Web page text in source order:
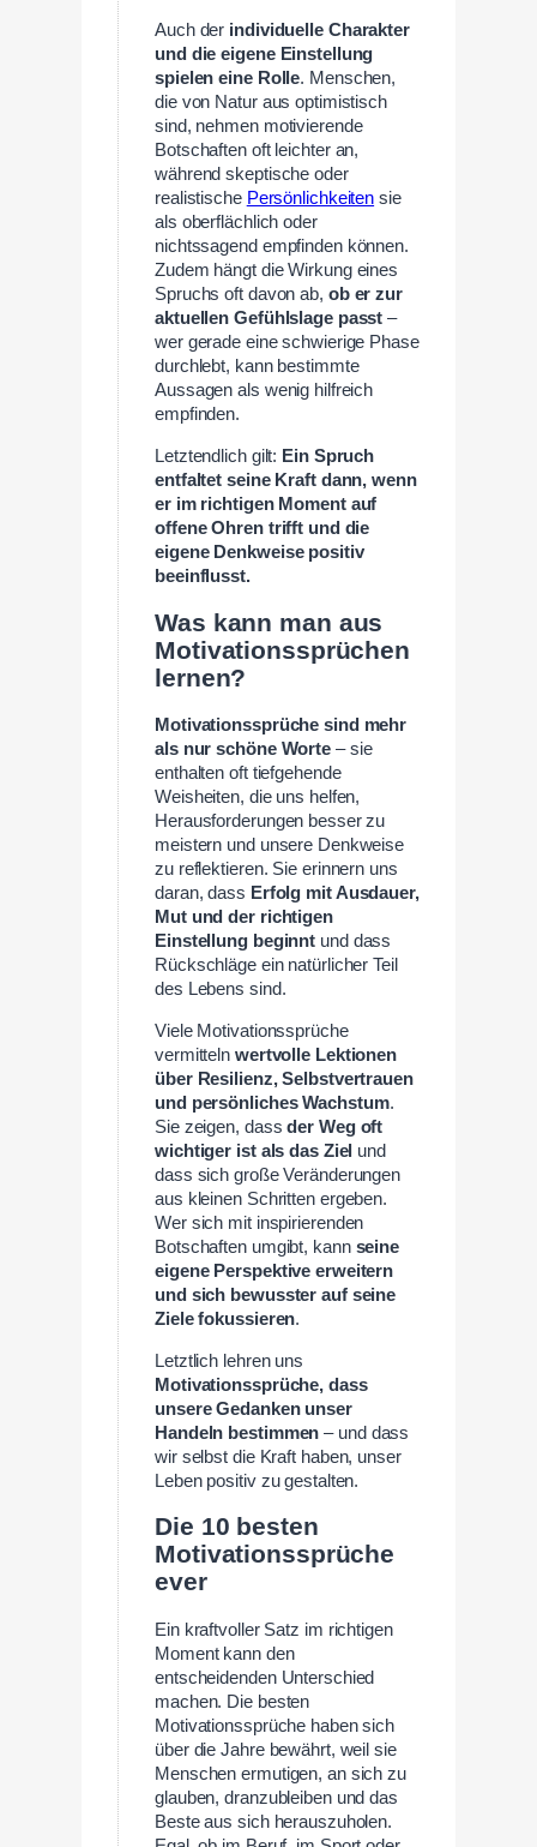
Auch der individuelle Charakter
und die eigene Einstellung
spielen eine Rolle. Menschen,
die von Natur aus optimistisch
sind, nehmen motivierende
Botschaften oft leichter an,
während skeptische oder
realistische Persönlichkeiten sie
als oberflächlich oder
nichtssagend empfinden können.
Zudem hängt die Wirkung eines
Spruchs oft davon ab, ob er zur
aktuellen Gefühlslage passt –
wer gerade eine schwierige Phase
durchlebt, kann bestimmte
Aussagen als wenig hilfreich
empfinden.
Letztendlich gilt: Ein Spruch
entfaltet seine Kraft dann, wenn
er im richtigen Moment auf
offene Ohren trifft und die
eigene Denkweise positiv
beeinflusst.
Was kann man aus
Motivationssprüchen
lernen?
Motivationssprüche sind mehr
als nur schöne Worte – sie
enthalten oft tiefgehende
Weisheiten, die uns helfen,
Herausforderungen besser zu
meistern und unsere Denkweise
zu reflektieren. Sie erinnern uns
daran, dass Erfolg mit Ausdauer,
Mut und der richtigen
Einstellung beginnt und dass
Rückschläge ein natürlicher Teil
des Lebens sind.
Viele Motivationssprüche
vermitteln wertvolle Lektionen
über Resilienz, Selbstvertrauen
und persönliches Wachstum.
Sie zeigen, dassder Weg oft
wichtiger ist als das Ziel und
dass sich große Veränderungen
aus kleinen Schritten ergeben.
Wer sich mit inspirierenden
Botschaften umgibt, kann seine
eigene Perspektive erweitern
und sich bewusster auf seine
Ziele fokussieren.
Letztlich lehren uns
Motivationssprüche, dass
unsere Gedanken unser
Handeln bestimmen – und dass
wir selbst die Kraft haben, unser
Leben positiv zu gestalten.
Die 10 besten
Motivationssprüche
ever
Ein kraftvoller Satz im richtigen
Moment kann den
entscheidenden Unterschied
machen. Die besten
Motivationssprüche haben sich
über die Jahre bewährt, weil sie
Menschen ermutigen, an sich zu
glauben, dranzubleiben und das
Beste aus sich herauszuholen.